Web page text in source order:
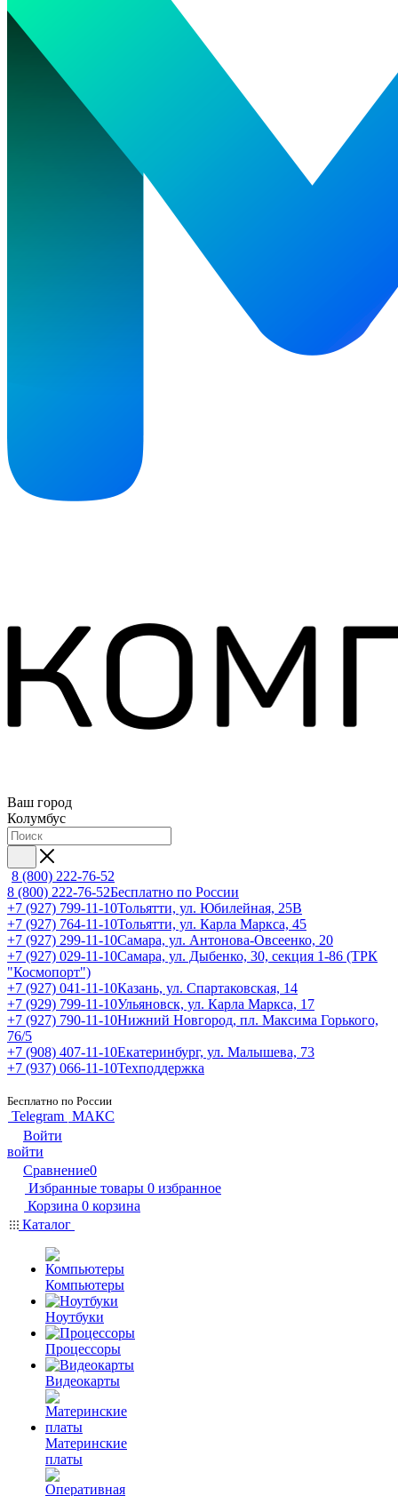
Ваш город
Колумбус
8 (800) 222-76-52
8 (800) 222-76-52Бесплатно по России
+7 (927) 799-11-10Тольятти, ул. Юбилейная, 25В
+7 (927) 764-11-10Тольятти, ул. Карла Маркса, 45
+7 (927) 299-11-10Самара, ул. Антонова-Овсеенко, 20
+7 (927) 029-11-10Самара, ул. Дыбенко, 30, секция 1-86 (ТРК
"Космопорт")
+7 (927) 041-11-10Казань, ул. Спартаковская, 14
+7 (929) 799-11-10Ульяновск, ул. Карла Маркса, 17
+7 (927) 790-11-10Нижний Новгород, пл. Максима Горького,
76/5
+7 (908) 407-11-10Екатеринбург, ул. Малышева, 73
+7 (937) 066-11-10Техподдержка
Бесплатно по России
Telegram МАКС
Войти
войти
Сравнение0
Избранные товары 0 избранное
Корзина 0 корзина
Каталог
Компьютеры
Ноутбуки
Процессоры
Видеокарты
Материнские
платы